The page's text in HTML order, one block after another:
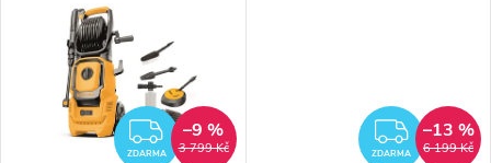
ZDARMA
ZDARMA 3 799 Kč
–9 %
ZDARMA 6 199 Kč
–13 %